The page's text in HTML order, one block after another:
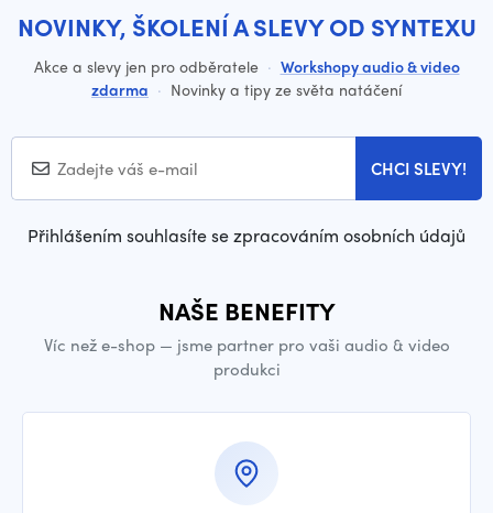
NOVINKY, ŠKOLENÍ A SLEVY OD SYNTEXU
Akce a slevy jen pro odběratele · Workshopy audio & video
zdarma · Novinky a tipy ze světa natáčení
CHCI SLEVY!
Přihlášením souhlasíte se zpracováním osobních údajů
NAŠE BENEFITY
Víc než e-shop — jsme partner pro vaši audio & video
produkci